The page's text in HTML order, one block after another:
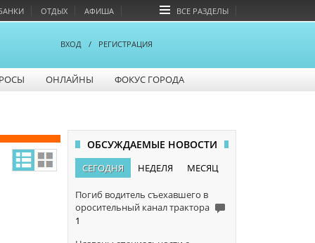
ОТДЫХ АФИША ВСЕ РАЗДЕЛЫ
ВХОД / РЕГИСТРАЦИЯ
ОНЛАЙНЫ ФОКУС ГОРОДА
ОБСУЖДАЕМЫЕ НОВОСТИ
СЕГОДНЯ НЕДЕЛЯ МЕСЯЦ
Погиб водитель съехавшего в
оросительный канал трактора
1